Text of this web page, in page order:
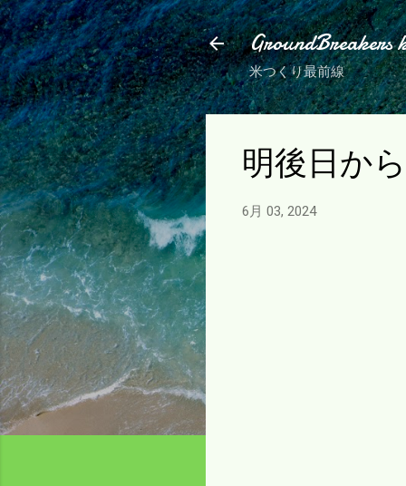
GroundBreakers
米つくり最前線
明後日か
6月 03, 2024